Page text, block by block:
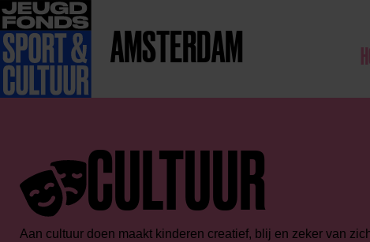
AMSTERDAM
CULTUUR
Aan cultuur doen maakt kinderen creatief, blij en zeker van